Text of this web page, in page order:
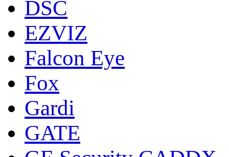
DSC
EZVIZ
Falcon Eye
Fox
Gardi
GATE